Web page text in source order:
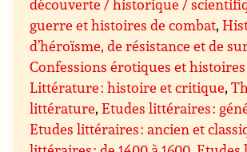
découverte / historique /
guerre et histoires de combat,
d’héroïsme, de résistance et de
Confessions érotiques et
Littérature : histoire et critique,
littérature,Etudes littéraires :
Etudes littéraires : ancien et